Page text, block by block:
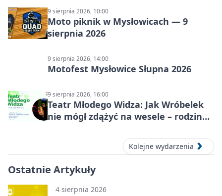
9 sierpnia 2026, 10:00
Moto piknik w Mysłowicach — 9
sierpnia 2026
9 sierpnia 2026, 14:00
Motofest Mysłowice Słupna 2026
9 sierpnia 2026, 16:00
Teatr Młodego Widza: Jak Wróbelek
nie mógł zdążyć na wesele – rodzinny
Kolejne wydarzenia
Ostatnie Artykuły
4 sierpnia 2026